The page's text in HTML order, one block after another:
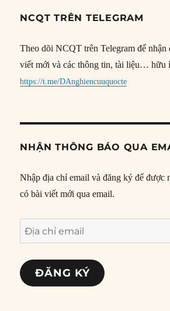
NCQT TRÊN TELEGRAM
Theo dõi NCQT trên Telegram để nhận
viết mới và các thông tin, tài liệu… hữu
https://t.me/DAnghiencuuquocte
NHẬN THÔNG BÁO QUA
Nhập địa chỉ email và đăng ký để được
có bài viết mới qua email.
Địa
chỉ
email
ĐĂNG KÝ